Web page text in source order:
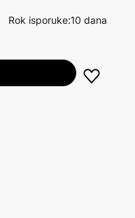
Rok isporuke:10 dana